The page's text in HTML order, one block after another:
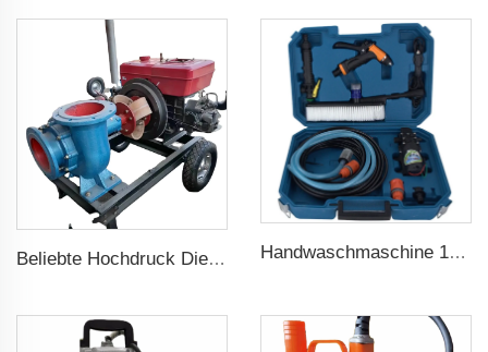
Beliebte Hochdruck Dieselwasser Zentrifugalpumpe für landwirtschaftliche Bewässerung Handwaschmaschine 12V tragbar Hochdruck Autowaschmaschinenpumpe